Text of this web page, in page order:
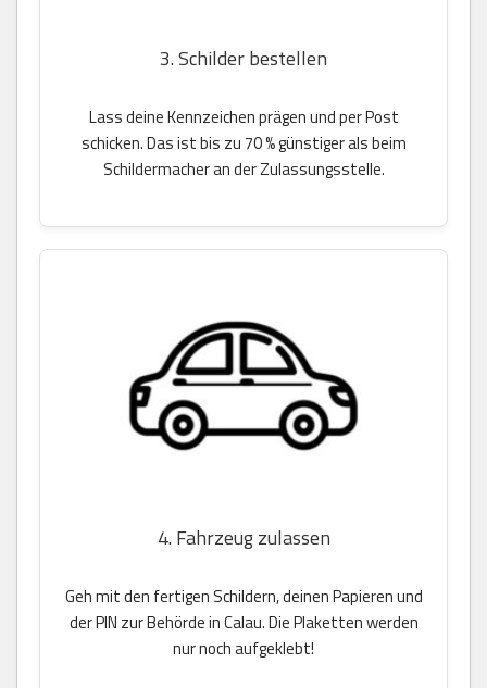
3. Schilder bestellen
Lass deine Kennzeichen prägen und per Post
schicken. Das ist bis zu 70 % günstiger als beim
Schildermacher an der Zulassungsstelle.
4. Fahrzeug zulassen
Geh mit den fertigen Schildern, deinen Papieren und
der PIN zur Behörde in Calau. Die Plaketten werden
nur noch aufgeklebt!